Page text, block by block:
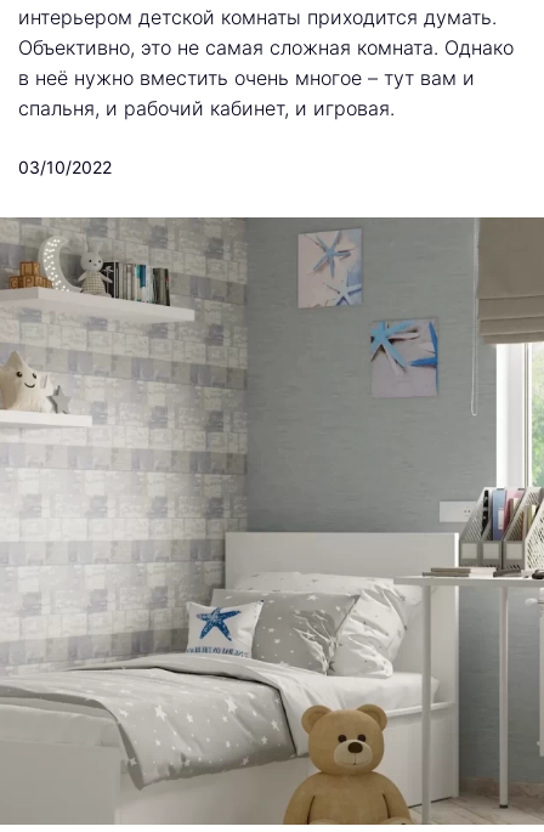
интерьером детской комнаты приходится думать.
Объективно, это не самая сложная комната. Однако
в неё нужно вместить очень многое – тут вам и
спальня, и рабочий кабинет, и игровая.
03/10/2022